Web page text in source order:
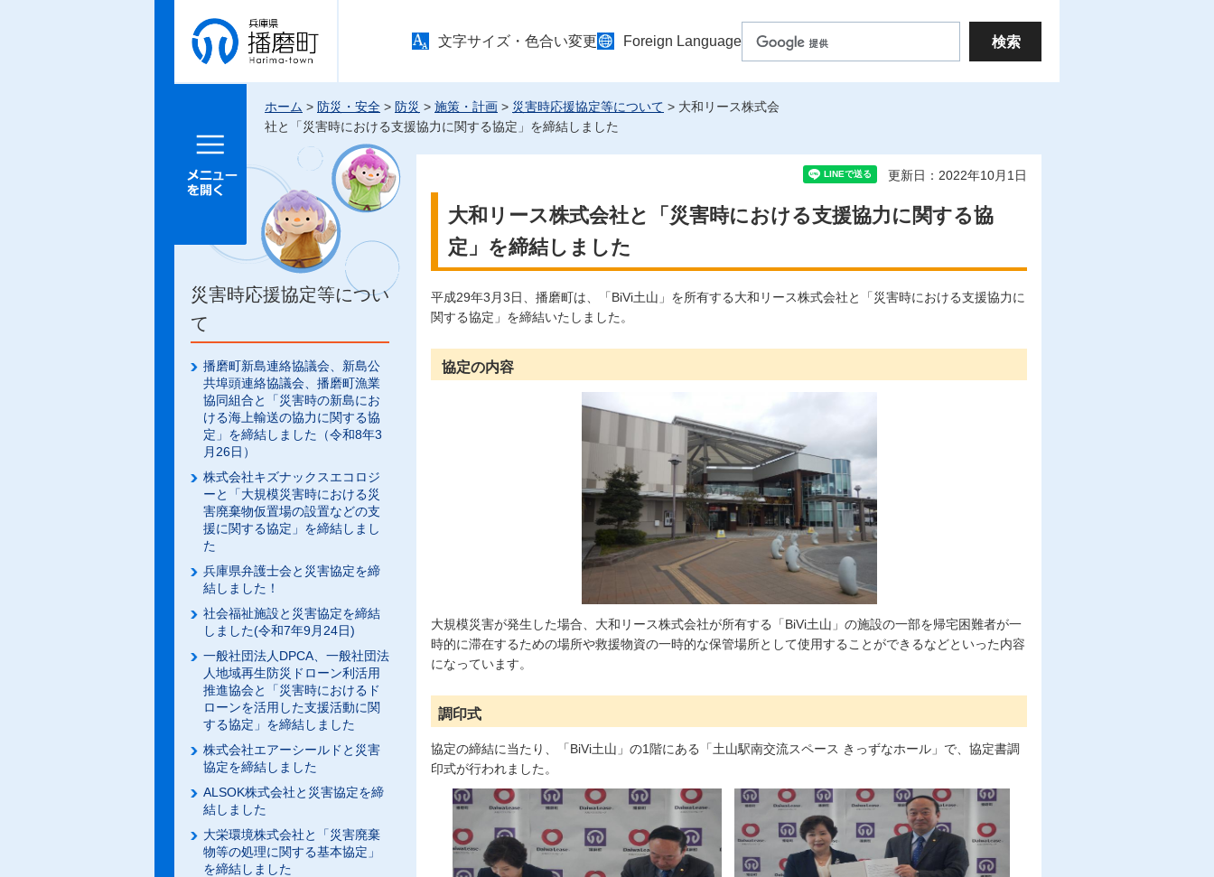
兵庫県 播
磨町
文字サイズ・色合い変更 Foreign Language
メニュー
ホーム > 防災・安全 > 防災 > 施策・計画 > 災害時応援協定等について > 大和リース株式会
社と「災害時における支援協力に関する協定」を締結しました
災害時応援協定等につい
て
播磨町新島連絡協議会、新島公
共埠頭連絡協議会、播磨町漁業
協同組合と「災害時の新島にお
ける海上輸送の協力に関する協
定」を締結しました（令和8年3
月26日）
株式会社キズナックスエコロジ
ーと「大規模災害時における災
害廃棄物仮置場の設置などの支
援に関する協定」を締結しまし
た
兵庫県弁護士会と災害協定を締
結しました！
社会福祉施設と災害協定を締結
しました(令和7年9月24日)
一般社団法人DPCA、一般社団法
人地域再生防災ドローン利活用
推進協会と「災害時におけるド
ローンを活用した支援活動に関
する協定」を締結しました
株式会社エアーシールドと災害
協定を締結しました
ALSOK株式会社と災害協定を締
結しました
大栄環境株式会社と「災害廃棄
物等の処理に関する基本協定」
を締結しました
更新日：2022年10月1日
大和リース株式会社と「災害時における支援協力に関する協
定」を締結しました
平成29年3月3日、播磨町は、「BiVi土山」を所有する大和リース株式会社と「災害時における支援協力に
関する協定」を締結いたしました。
協定の内容
大規模災害が発生した場合、大和リース株式会社が所有する「BiVi土山」の施設の一部を帰宅困難者が一
時的に滞在するための場所や救援物資の一時的な保管場所として使用することができるなどといった内容
になっています。
調印式
協定の締結に当たり、「BiVi土山」の1階にある「土山駅南交流スペース きっずなホール」で、協定書調
印式が行われました。